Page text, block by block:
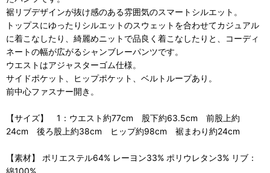
裾リブデザインが抜け感のある雰囲気のスマートシルエット。
トップスにゆったりシルエットのスウェットを合わせてカジュアル
に着こなしたり、綺麗めニットで品良く着こなしたりと、コーディ
ネートの幅が広がるシャンブレーパンツです。
ウエストはアジャスターゴム仕様。
サイドポケット、ヒップポケット、ベルトループあり。
前中心ファスナー開き。
【サイズ】 1：ウエスト約77cm 股下約63.5cm 前股上約
24cm 後ろ股上約38cm ヒップ約98cm 裾まわり約24cm
【素材】 ポリエステル64% レーヨン33% ポリウレタン3% リブ：